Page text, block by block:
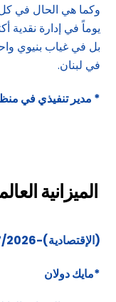
وكما هي الحال في
يوماً في إدارة نقدية
بل في غياب بنيوي
في لبنان.
* مدير تنفيذي في
(الإقتصادية)-31/07/2026
*مايك دولان